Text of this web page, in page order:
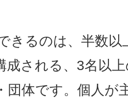
きるのは、半数以
成される、3名以
団体です。個人が